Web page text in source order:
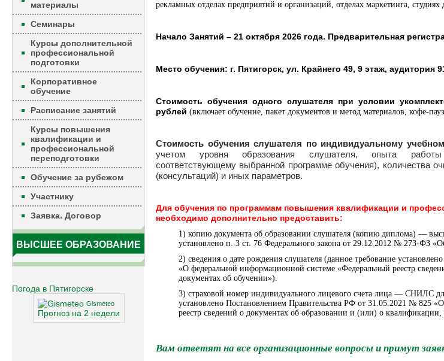
материалы
Семинары
Курсы дополнительной
профессиональной
подготовки
Корпоративное
обучение
Расписание занятий
Курсы повышения
квалификации и
профессиональной
переподготовки
Обучение за рубежом
Участнику
Заявка. Договор
ВЫСШЕЕ ОБРАЗОВАНИЕ
Погода в Пятигорске
Gismeteo
Прогноз на 2 недели
рекламных отделах предприятий и организаций, отделах маркетинга, студиях
Начало Занятий – 21 октября 2026 года. Предварительная
Место обучения: г. Пятигорск, ул. Крайнего 49, 9 этаж, аудитория
Стоимость обучения одного слушателя при условии
рублей (включает обучение, пакет документов и метод материалов, кофе-
Стоимость обучения слушателя по индивидуальному
учетом уровня образования слушателя, опыта
соответствующему выбранной программе обучения), количества
(консультаций) и иных параметров.
Для обучения по программам повышения квалификации и
необходимо дополнительно предоставить:
1) копию документа об образовании слушателя (копию диплома) —
установлено п. 3 ст. 76 Федерального закона от 29.12.2012 № 273-ФЗ
2) сведения о дате рождения слушателя (данное требование
«О федеральной информационной системе «Федеральный реестр
документах об обучении»).
3) страховой номер индивидуального лицевого счета лица — СНИЛС
установлено Постановлением Правительства РФ от 31.05.2021 № 825
реестр сведений о документах об образовании и (или) о
Вам ответят на все организационные вопросы и примут